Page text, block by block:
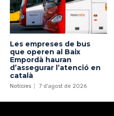
Les empreses de bus
que operen al Baix
Empordà hauran
d’assegurar l’atenció en
català
Notícies 7 d'agost de 2026